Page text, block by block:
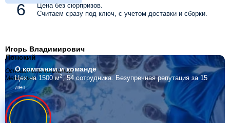
Цена без сюрпризов.
Считаем сразу под ключ, с учетом доставки и сборки.
Игорь Владимирович
Лонский
Основатель компании
Мебелино
О компаниии команде
Цех на 1500 м2, 54 сотрудника. Безупречная репутация за 15
лет.